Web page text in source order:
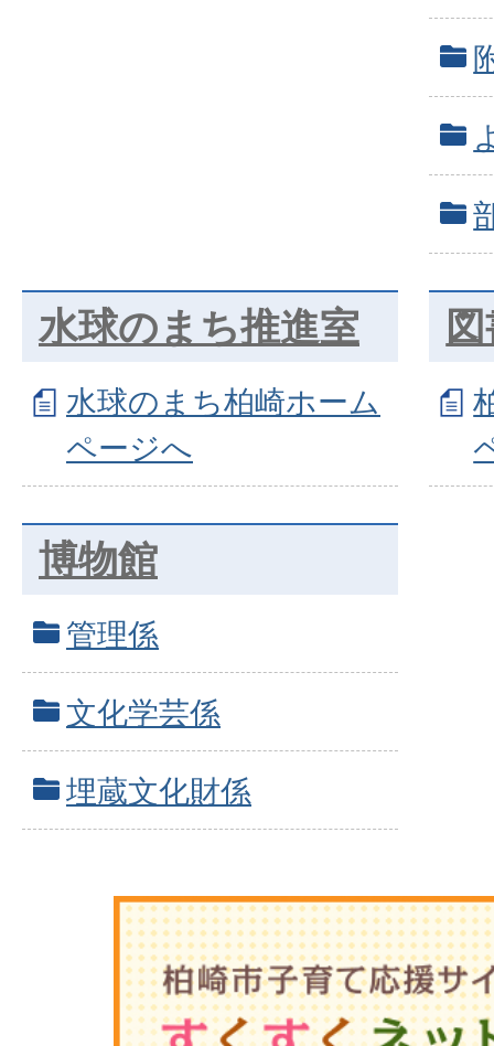
水球のまち推進室
水球のまち柏崎ホーム
ページへ
博物館
管理係
文化学芸係
埋蔵文化財係